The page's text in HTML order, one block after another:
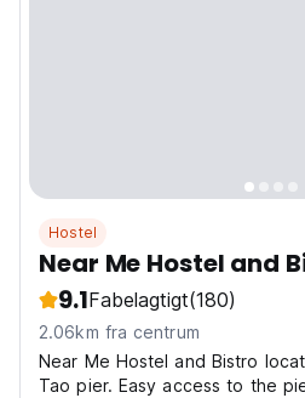
Hostel
Near Me Hostel and
9.1Fabelagtigt(180)
2.06km fra centrum
Near Me Hostel and Bistro
Tao pier. Easy access to the